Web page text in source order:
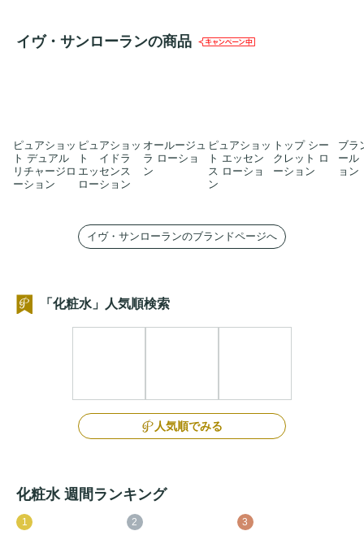
イヴ・サンローランの商品
ピュアショッ
ト デュアル
リチャージロ
ーション
ピュアショッ
ト イドラ
エッセンス
ローション
オールージュ
ラ ローショ
ン
ピュアショッ
ト エッセン
ス ローショ
ン
トップ シー
クレット ロ
ーション
ブラ
ール
ョン
イヴ・サンローランのブランドページへ
「化粧水」人気順検索
人気順でみる
化粧水 週間ランキング
1 2 3